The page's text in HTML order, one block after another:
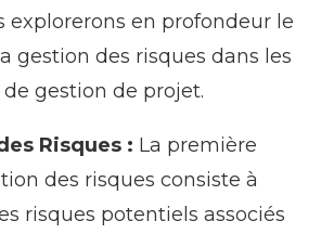
explorerons en profondeur le
gestion des risques dans les
gestion de projet.
Risques : La première
des risques consiste à
risques potentiels associés